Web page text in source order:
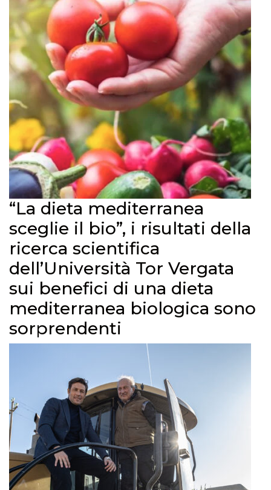
“La dieta mediterranea
sceglie il bio”, i risultati della
ricerca scientifica
dell’Università Tor Vergata
sui benefici di una dieta
mediterranea biologica sono
sorprendenti